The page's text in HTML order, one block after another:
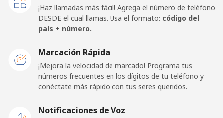
¡Haz llamadas más fácil! Agrega el número de teléfono
DESDE el cual llamas. Usa el formato: código del
país + número.
Marcación Rápida
¡Mejora la velocidad de marcado! Programa tus
números frecuentes en los dígitos de tu teléfono y
conéctate más rápido con tus seres queridos.
Notificaciones de Voz